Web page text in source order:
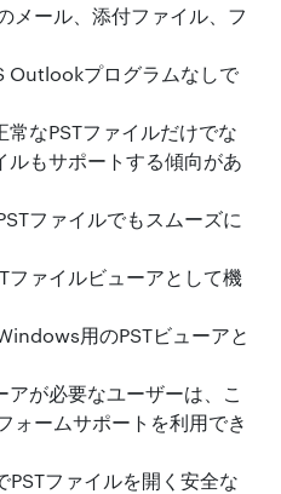
メール、添付ファイル、フ
Outlookプログラムなしで
常なPSTファイルだけでな
ルもサポートする傾向があ
ファイルでもスムーズに
ファイルビューアとして機
用のPSTビューアと
が必要なユーザーは、こ
ォームサポートを利用でき
ファイルを開く安全な